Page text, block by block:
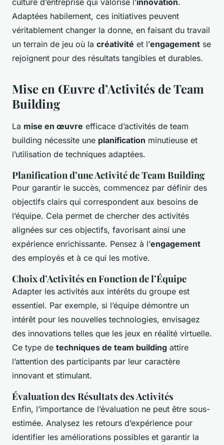
culture d’entreprise qui valorise l’innovation.
Adaptées habilement, ces initiatives peuvent
véritablement changer la donne, en faisant du travail
un terrain de jeu où la créativité et l’engagement se
rejoignent pour des résultats tangibles et durables.
Mise en Œuvre d’Activités de Team
Building
La mise en œuvre efficace d’activités de team
building nécessite une planification minutieuse et
l’utilisation de techniques adaptées.
Planification d’une Activité de Team Building
Pour garantir le succès, commencez par définir des
objectifs clairs qui correspondent aux besoins de
l’équipe. Cela permet de chercher des activités
alignées sur ces objectifs, favorisant ainsi une
expérience enrichissante. Pensez à l’engagement
des employés et à ce qui les motive.
Choix d’Activités en Fonction de l’Équipe
Adapter les activités aux intérêts du groupe est
essentiel. Par exemple, si l’équipe démontre un
intérêt pour les nouvelles technologies, envisagez
des innovations telles que les jeux en réalité virtuelle.
Ce type de techniques de team building attire
l’attention des participants par leur caractère
innovant et stimulant.
Évaluation des Résultats des Activités
Enfin, l’importance de l’évaluation ne peut être sous-
estimée. Analysez les retours d’expérience pour
identifier les améliorations possibles et garantir la